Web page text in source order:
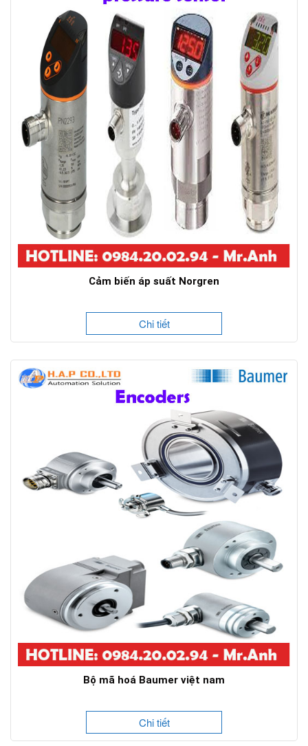
Cảm biến áp suất Norgren
Chi tiết
Bộ mã hoá Baumer việt nam
Chi tiết